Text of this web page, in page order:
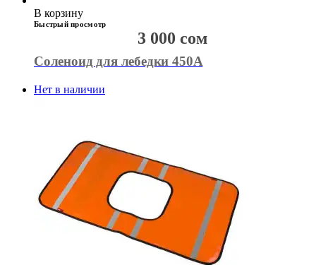
В корзину
Быстрый просмотр
Соленоид для лебедки 450А
3 000 сом
Нет в наличии